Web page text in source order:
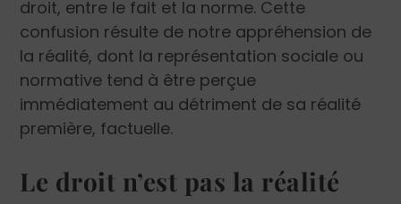
droit, entre le fait et la norme. Cette
confusion résulte de notre appréhension de
la réalité, dont la représentation sociale ou
normative tend à être perçue
immédiatement au détriment de sa réalité
première, factuelle.
Le droit n’est pas la réalité